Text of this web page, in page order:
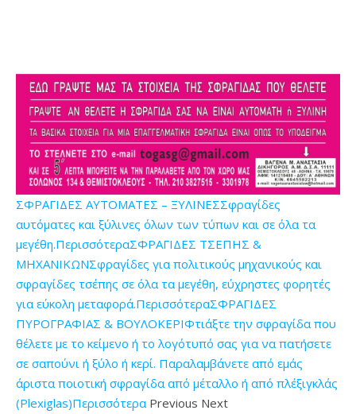
ΣΦΡΑΓΙΔΕΣ ΑΥΤΟΜΑΤΕΣ – ΞΥΛΙΝΕΣΣφραγίδες
αυτόματες και ξύλινες όλων των τύπων και σε όλα τα
μεγέθη.ΠερισσότεραΣΦΡΑΓΙΔΕΣ ΤΣΕΠΗΣ &
ΜΗΧΑΝΙΚΩΝΣφραγίδες για πολιτικούς μηχανικούς και
σφραγίδες τσέπης σε όλα τα μεγέθη, εύχρηστες φορητές
για εύκολη μεταφορά.ΠερισσότεραΣΦΡΑΓΙΔΕΣ
ΠΥΡΟΓΡΑΦΙΑΣ & ΒΟΥΛΟΚΕΡΙΦτιάξτε την σφραγίδα που
θέλετε με το κείμενο ή το λογότυπό σας για να πατήσετε
σε σαπούνι ή ξύλο ή κερί. Παραλαμβάνετε από εμάς
άριστα ποιοτική σφραγίδα από μέταλλο ή από πλέξιγκλάς
(Plexiglas)ΠερισσότεραPrevious Next